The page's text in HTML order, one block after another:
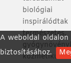
A weboldal
biztosításához.
biológiai